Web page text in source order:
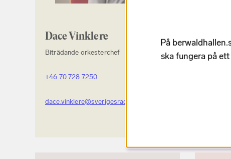
Dace Vinklere
Biträdande orkesterchef
+46 70 728 7250
dace.vinklere@sverigesradio.se
Melin
På
ska fungera på